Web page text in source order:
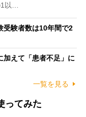
以…
受験者数は10年間で2
加えて「患者不足」に
一覧を見る
ってみた